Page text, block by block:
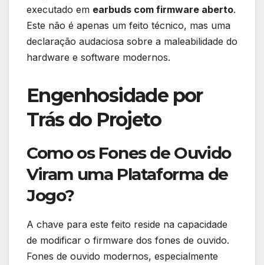
executado em earbuds com firmware aberto.
Este não é apenas um feito técnico, mas uma
declaração audaciosa sobre a maleabilidade do
hardware e software modernos.
Engenhosidade por
Trás do Projeto
Como os Fones de Ouvido
Viram uma Plataforma de
Jogo?
A chave para este feito reside na capacidade
de modificar o firmware dos fones de ouvido.
Fones de ouvido modernos, especialmente